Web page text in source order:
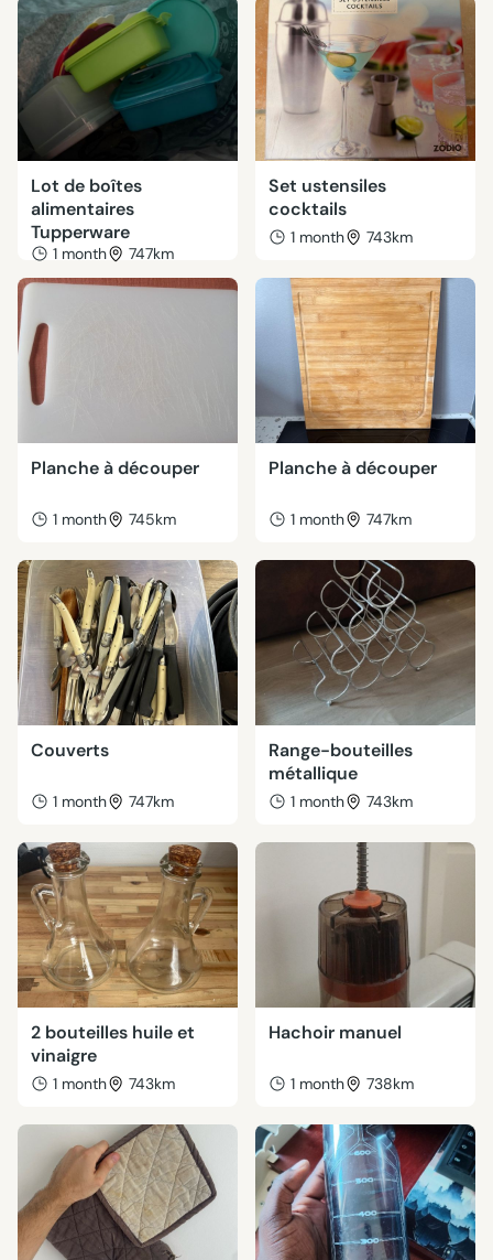
Lot de boîtes
alimentaires
Tupperware
1 month 747km
Set ustensiles
cocktails
1 month 743km
Planche à découper
1 month 745km
Planche à découper
1 month 747km
Couverts
1 month 747km
Range-bouteilles
métallique
1 month 743km
2 bouteilles huile et
vinaigre
1 month 743km
Hachoir manuel
1 month 738km